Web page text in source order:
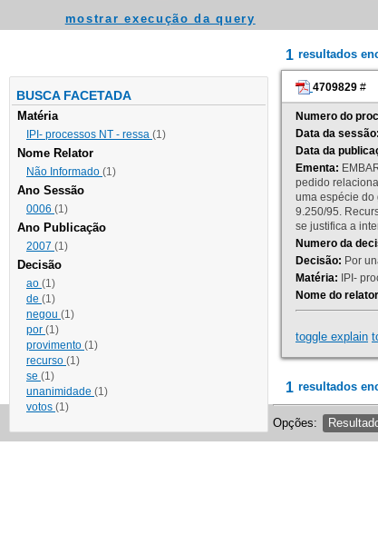
mostrar execução da query
BUSCA FACETADA
Matéria
IPI- processos NT - ressa (1)
Nome Relator
Não Informado (1)
Ano Sessão
0006 (1)
Ano Publicação
2007 (1)
Decisão
ao (1)
de (1)
negou (1)
por (1)
provimento (1)
recurso (1)
se (1)
unanimidade (1)
votos (1)
1 resultados
4709829 #
Numero do
Data da sessão:
Data da
Ementa:
pedido
uma espécie do
9.250/95.
se justifica a
Numero da
Decisão: Por
Matéria: IPI-
Nome do
toggle explain
1 resultados
Opções: